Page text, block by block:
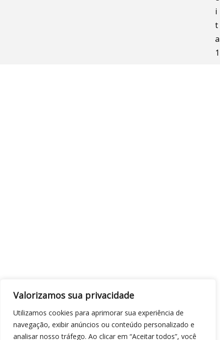
Valorizamos sua privacidade
Utilizamos cookies para aprimorar sua experiência de
navegação, exibir anúncios ou conteúdo personalizado e
analisar nosso tráfego. Ao clicar em “Aceitar todos”, você